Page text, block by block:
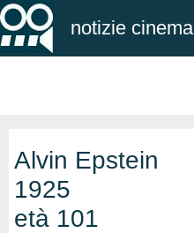
notizie cinema
Alvin Epstein
1925
età 101